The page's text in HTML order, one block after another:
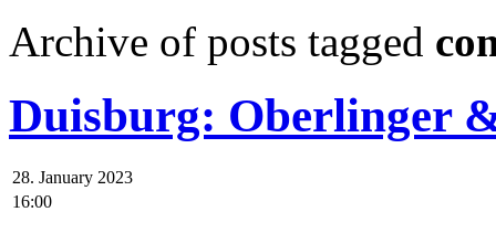
Archive of posts tagged
Duisburg: Oberlinger
28. January 2023
16:00